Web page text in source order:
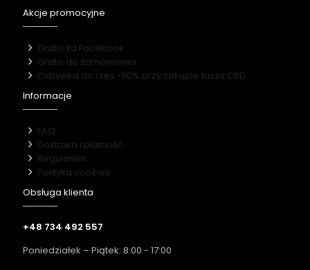
Akcje promocyjne
Gratis za Facebook
Gratis do zamówienia
Odżywka do rzęs -50% przy zakupie tuszu CBD
Informacje
FAQ
Dostawa i płatność
Regulamin
Polityka cookies
Obsługa klienta
+48 734 492 557
Poniedziałek – Piątek: 8:00 - 17:00